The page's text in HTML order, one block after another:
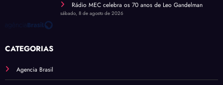
Rádio MEC celebra os 70 anos de Leo Gandelman
sábado, 8 de agosto de 2026
CATEGORIAS
Agencia Brasil